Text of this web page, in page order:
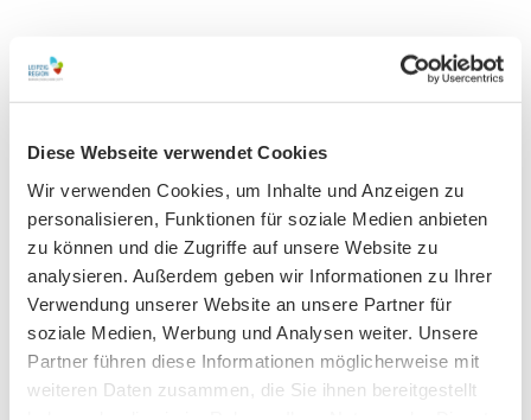
Diese Webseite verwendet Cookies
Wir verwenden Cookies, um Inhalte und Anzeigen zu
personalisieren, Funktionen für soziale Medien anbieten
zu können und die Zugriffe auf unsere Website zu
analysieren. Außerdem geben wir Informationen zu Ihrer
Verwendung unserer Website an unsere Partner für
soziale Medien, Werbung und Analysen weiter. Unsere
Partner führen diese Informationen möglicherweise mit
weiteren Daten zusammen, die Sie ihnen bereitgestellt
Our recommendations View on map
©
CC-
Geoportal Mügeln stacja kolejowa z kaolinowym
światem przygód
Muzeum/Zbiory
Informacje turystyczne w geoportalu stacji